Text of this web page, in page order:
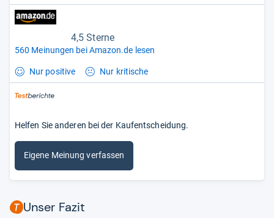
4,5 Sterne
560 Meinungen bei Amazon.de lesen
Nur positive Nur kritische
Helfen Sie anderen bei der Kaufentscheidung.
Eigene Meinung verfassen
Unser Fazit